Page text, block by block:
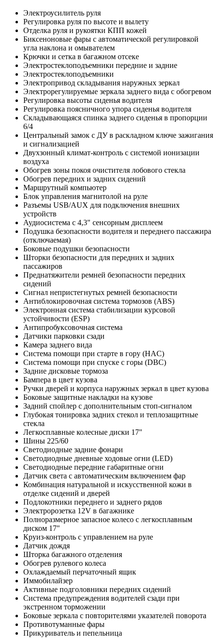
Электроусилитель руля
Регулировка руля по высоте и вылету
Отделка руля и рукоятки КПП кожей
Биксеноновые фары с автоматической регулировкой
угла наклона и омывателем
Крючки и сетка в багажном отсеке
Электростеклоподъемники передние и задние
Электростеклоподъемники
Электропривод складывания наружных зеркал
Электрорегулируемые зеркала заднего вида с обогревом
Регулировка высоты сиденья водителя
Регулировка поясничного упора сиденья водителя
Складывающаяся спинка заднего сиденья в пропорции
6/4
Центральный замок с ДУ в раскладном ключе зажигания
и сигнализацией
Двухзонный климат-контроль с системой ионизации
воздуха
Обогрев зоны покоя очистителя лобового стекла
Обогрев передних и задних сидений
Маршрутный компьютер
Блок управления магнитолой на руле
Разъемы USB/AUX для подключения внешних
устройств
Аудиосистема с 4,3" сенсорным дисплеем
Подушка безопасности водителя и переднего пассажира
(отключаемая)
Боковые подушки безопасности
Шторки безопасности для передних и задних
пассажиров
Преднатяжители ремней безопасности передних
сидений
Сигнал непристегнутых ремней безопасности
Антиблокировочная система тормозов (ABS)
Электронная система стабилизации курсовой
устойчивости (ESP)
Антипробуксовочная система
Датчики парковки сзади
Камера заднего вида
Система помощи при старте в гору (HAC)
Система помощи при спуске с горы (DBC)
Задние дисковые тормоза
Бампера в цвет кузова
Ручки дверей и корпуса наружных зеркал в цвет кузова
Боковые защитные накладки на кузове
Задний спойлер с дополнительным стоп-сигналом
Глубокая тонировка задних стекол и теплозащитные
стекла
Легкосплавные колесные диски 17"
Шины 225/60
Светодиодные задние фонари
Светодиодные дневные ходовые огни (LED)
Светодиодные передние габаритные огни
Датчик света с автоматическим включением фар
Комбинация натуральной и искусственной кожи в
отделке сидений и дверей
Подлокотники переднего и заднего рядов
Электророзетка 12V в багажнике
Полноразмерное запасное колесо с легкосплавным
диском 17"
Круиз-контроль с управлением на руле
Датчик дождя
Шторка багажного отделения
Обогрев рулевого колеса
Охлаждаемый перчаточный ящик
Иммобилайзер
Активные подголовники передних сидений
Система предупреждения водителей сзади при
экстренном торможении
Боковые зеркала с повторителями указателей поворота
Противотуманные фары
Прикуриватель и пепельница